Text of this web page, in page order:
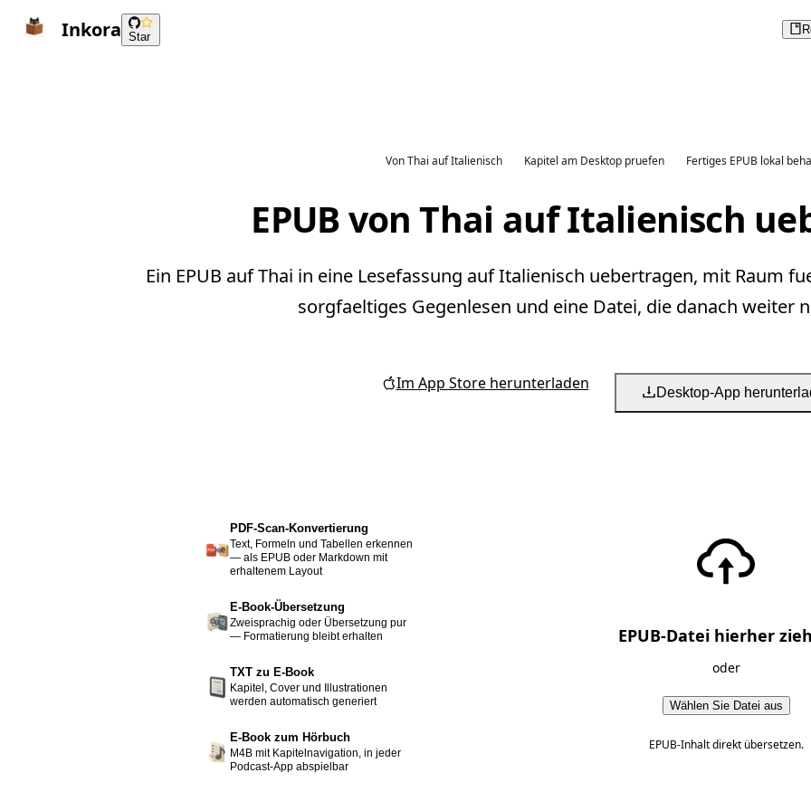
Inkora Star
Von Thai auf Italienisch Kapitel am Desktop pruefen Fertiges EPUB lokal
EPUB von Thai auf Italienisch
Ein EPUB auf Thai in eine Lesefassung auf Italienisch uebertragen, mit Raum
sorgfaeltiges Gegenlesen und eine Datei, die danach weiter
Im App Store herunterladen Desktop-App
PDF-Scan-Konvertierung
Text, Formeln und Tabellen erkennen
— als EPUB oder Markdown mit
erhaltenem Layout
E-Book-Übersetzung
Zweisprachig oder Übersetzung pur
— Formatierung bleibt erhalten
TXT zu E-Book
Kapitel, Cover und Illustrationen
werden automatisch generiert
E-Book zum Hörbuch
M4B mit Kapitelnavigation, in jeder
Podcast-App abspielbar
EPUB-Datei hierher
oder
Wählen Sie Datei aus
EPUB-Inhalt direkt übersetzen.